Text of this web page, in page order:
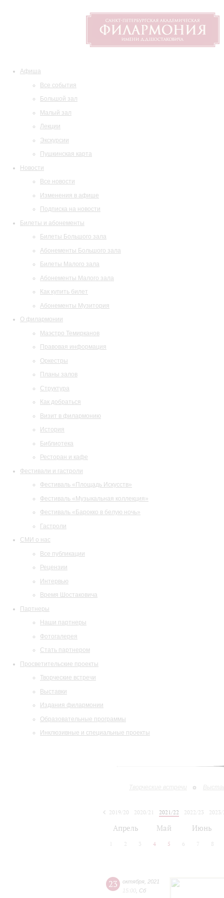
Афиша
Все события
Большой зал
Малый зал
Лекции
Экскурсии
Пушкинская карта
Новости
Все новости
Изменения в афише
Подписка на новости
Билеты и абонементы
Билеты Большого зала
Абонементы Большого зала
Билеты Малого зала
Абонементы Малого зала
Как купить билет
Абонементы Музитория
О филармонии
Маэстро Темирканов
Правовая информация
Оркестры
Планы залов
Структура
Как добраться
Визит в филармонию
История
Библиотека
Ресторан и кафе
Фестивали и гастроли
Фестиваль «Площадь Искусств»
Фестиваль «Музыкальная коллекция»
Фестиваль «Барокко в белую ночь»
Гастроли
СМИ о нас
Все публикации
Рецензии
Интервью
Время Шостаковича
Партнеры
Наши партнеры
Фотогалерея
Стать партнером
Просветительские проекты
Творческие встречи
Выставки
Издания филармонии
Образовательные программы
Инклюзивные и специальные проекты
Творческие встречи
2019/20 2020/21 2021/22 2022/23
Апрель Май Июнь
2 3 4 5 6 7 8
23 октября 2021
15:00 Сб